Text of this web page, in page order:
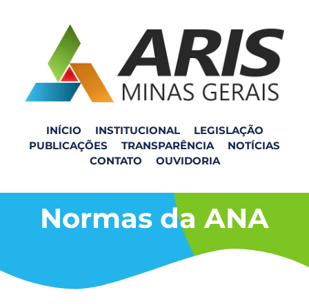
INÍCIO INSTITUCIONAL
LEGISLAÇÃO
PUBLICAÇÕES
TRANSPARÊNCIA
NOTÍCIAS
CONTATO
OUVIDORIA
Normas da ANA